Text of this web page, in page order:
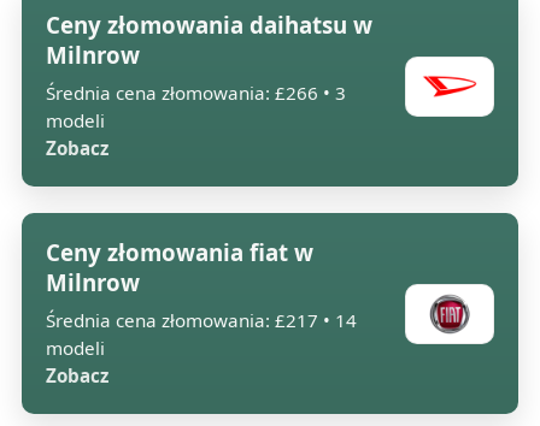
Ceny złomowania daihatsu w
Milnrow
Średnia cena złomowania: £266 • 3
modeli
Zobacz
Ceny złomowania fiat w
Milnrow
Średnia cena złomowania: £217 • 14
modeli
Zobacz